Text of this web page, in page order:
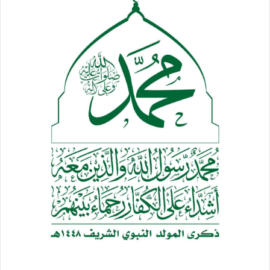
للهداية والحصانة من الضلال، أصبح هذا التوجه التحرري، ظاهرة
عالمية كبرى، يشار إليها بالبنان، وتستلهم منها كافة الشعوب، معنى
الحرية والعزة والسيادة والاستقلال، بعدما ضاقت ذرعا باشتراطات
الهيمنة والاستكبار، وعاينت وذاقت مرارة التوحش الصهيوني
الإسرائيلي، وبينما تنظر – بإعجاب وإكبار – إلى ذلك النموذج العربي
الإسلامي الجهادي المقاوم، الذي انتصر للمستضعفين في غزة، هي
تتساءل عن سر تفوق هذا النموذج، على قوى الشر والاستكبار، رغم
الفارق الهائل في القدرات والإمكانيات، وليس سوى ذلك النهج
الأرض، فتية آمنوا بربهم وزادهم هدى، وحين قال لهم الناس إن الناس
قد جمعوا لكم فاخشوهم، زادهم ذلك القول إيمانا، وقالوا بلسان
وقلب الواثق بالله: حسبنا الله ونعم الوكيل، “فانقلبوا بنعمة من الله
وفضل لم يمسسهم سوء واتبعوا رضوان الله والله ذو فضل عظيم”،
وأصبحوا ما هم عليه من التفوق والمثالية المطلقة، ونظرت إليهم
جميع الشعوب، كأيقونات تحررية إنسانية خالدة، تمثل مطلق القيم